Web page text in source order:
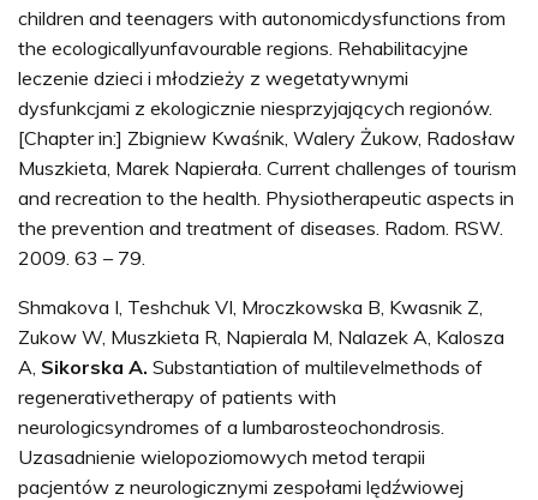
children and teenagers with autonomicdysfunctions from
the ecologicallyunfavourable regions. Rehabilitacyjne
leczenie dzieci i młodzieży z wegetatywnymi
dysfunkcjami z ekologicznie niesprzyjających regionów.
[Chapter in:] Zbigniew Kwaśnik, Walery Żukow, Radosław
Muszkieta, Marek Napierała. Current challenges of tourism
and recreation to the health. Physiotherapeutic aspects in
the prevention and treatment of diseases. Radom. RSW.
2009. 63 – 79.
Shmakova I, Teshchuk VI, Mroczkowska B, Kwasnik Z,
Zukow W, Muszkieta R, Napierala M, Nalazek A, Kalosza
A, Sikorska A. Substantiation of multilevelmethods of
regenerativetherapy of patients with
neurologicsyndromes of a lumbarosteochondrosis.
Uzasadnienie wielopoziomowych metod terapii
pacjentów z neurologicznymi zespołami lędźwiowej